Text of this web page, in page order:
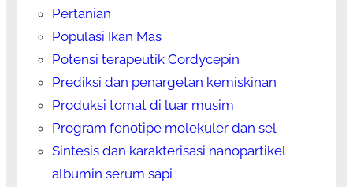
Pertanian
Populasi Ikan Mas
Potensi terapeutik Cordycepin
Prediksi dan penargetan kemiskinan
Produksi tomat di luar musim
Program fenotipe molekuler dan sel
Sintesis dan karakterisasi nanopartikel
albumin serum sapi